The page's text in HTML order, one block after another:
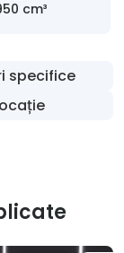
cm³
specifice